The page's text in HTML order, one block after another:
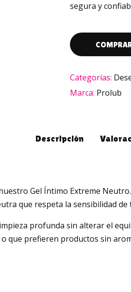
segura y
Categorías:
Marca: Prolub
Descripción
Gel Íntimo Extreme
que respeta la sensibilidad de
profunda sin alterar el
que prefieren productos sin